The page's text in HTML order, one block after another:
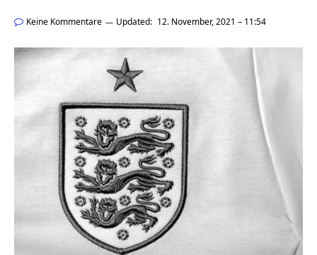
Keine Kommentare Updated: 12. November, 2021 – 11:54